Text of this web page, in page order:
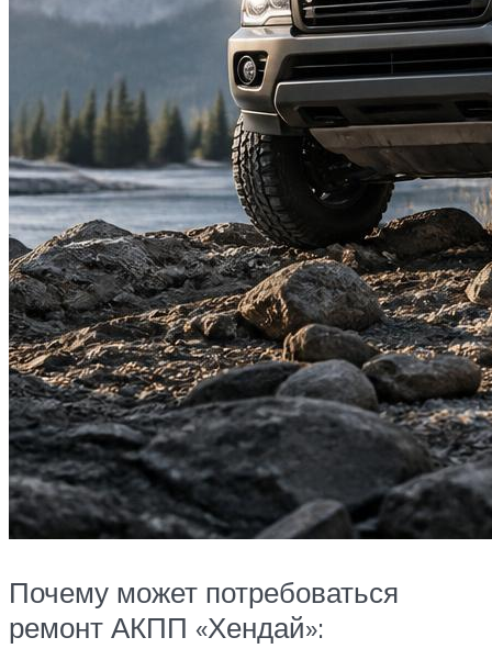
Почему может потребоваться
ремонт АКПП «Хендай»: